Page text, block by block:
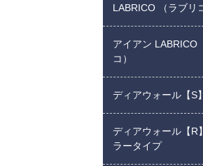
LABRICO （ラブリ
アイアン LABRICO
コ）
ディアウォール【S】
ディアウォール【R
ラータイプ